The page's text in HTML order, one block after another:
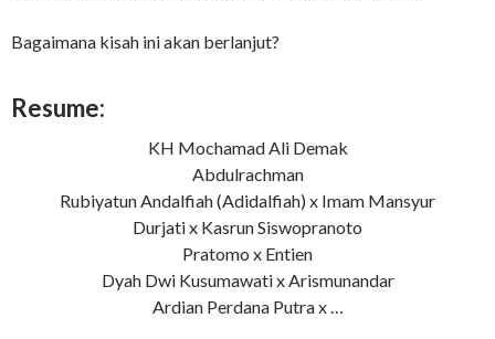
Bagaimana kisah ini akan berlanjut?
Resume:
KH Mochamad Ali Demak
Abdulrachman
Rubiyatun Andalfiah (Adidalfiah) x Imam Mansyur
Durjati x Kasrun Siswopranoto
Pratomo x Entien
Dyah Dwi Kusumawati x Arismunandar
Ardian Perdana Putra x …